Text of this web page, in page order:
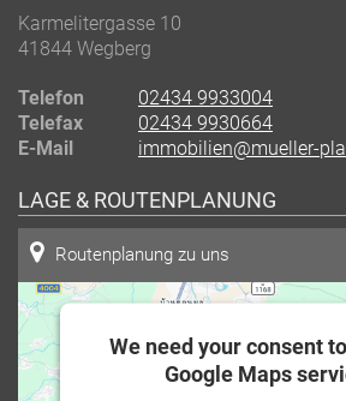
Karmelitergasse 10
41844 Wegberg
Telefon
02434 9933004
Telefax
02434 9930664
E-Mail
immobilien@mueller-
LAGE & ROUTENPLANUNG
Routenplanung zu uns
We need your consent
Google Maps